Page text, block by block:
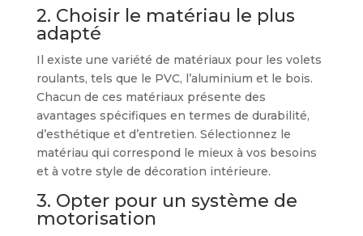
2. Choisir le matériau le plus
adapté
Il existe une variété de matériaux pour les volets
roulants, tels que le PVC, l’aluminium et le bois.
Chacun de ces matériaux présente des
avantages spécifiques en termes de durabilité,
d’esthétique et d’entretien. Sélectionnez le
matériau qui correspond le mieux à vos besoins
et à votre style de décoration intérieure.
3. Opter pour un système de
motorisation